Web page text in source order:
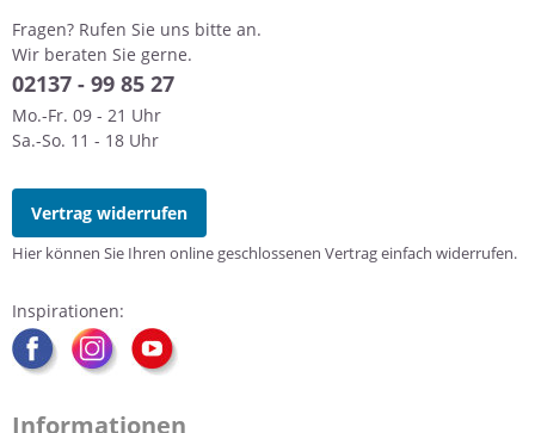
Fragen? Rufen Sie uns bitte an.
Wir beraten Sie gerne.
02137 - 99 85 27
Mo.-Fr. 09 - 21 Uhr
Sa.-So. 11 - 18 Uhr
Vertrag widerrufen
Hier können Sie Ihren online geschlossenen Vertrag einfach widerrufen.
Inspirationen:
Informationen